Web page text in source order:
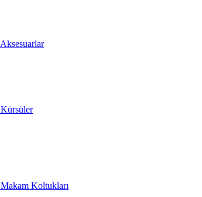
Aksesuarlar
Kürsüler
Makam Koltukları